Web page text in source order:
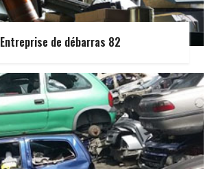
Entreprise de débarras 82